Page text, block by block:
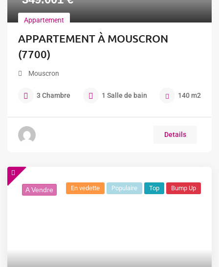
Appartement
APPARTEMENT À MOUSCRON
(7700)
Mouscron
3 Chambre 1 Salle de bain 140m2
Details
A Vendre En vedette Populaire Top Bump Up